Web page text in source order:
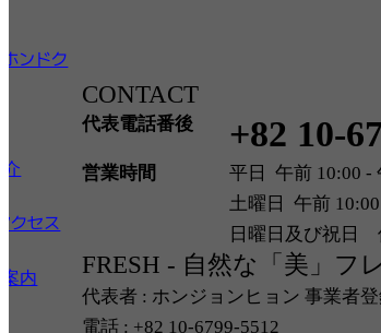
ンドク
クセス
内
CONTACT
代表電話番後 +82 10-
営業時間
平日 午前 10:00 -
土曜日 午前
日曜日及び祝日
FRESH - 自然な「美」フ
代表者 : ホンジョンヒョン 事業者
電話 : +82 10-6799-5512